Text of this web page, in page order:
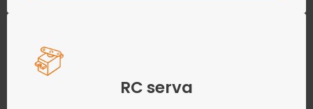
RC serva